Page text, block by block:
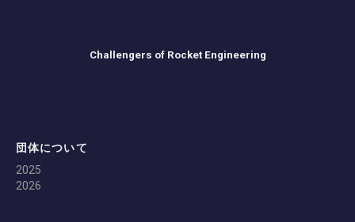
Challengers of Rocket Engineering
団体について
2025
2026